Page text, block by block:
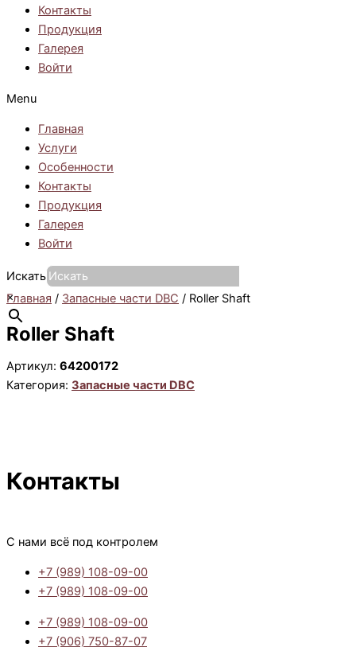
Контакты
Продукция
Галерея
Войти
Menu
Главная
Услуги
Особенности
Контакты
Продукция
Галерея
Войти
Искать
×
Главная / Запасные части DBC / Roller Shaft
Roller Shaft
Артикул: 64200172
Категория: Запасные части DBC
Контакты
С нами всё под контролем
+7 (989) 108-09-00
+7 (989) 108-09-00
+7 (989) 108-09-00
+7 (906) 750-87-07